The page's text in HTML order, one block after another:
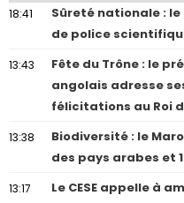
18:41
Sûreté nationale :
de police
13:43
Fête du Trône : le
angolais adresse
félicitations au Roi
13:38
Biodiversité : le
des pays arabes et
13:17
Le CESE appelle à